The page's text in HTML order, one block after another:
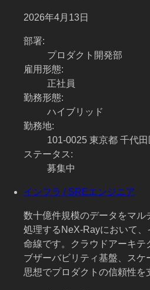
2026年4月13日
部署:
プロダクト開発部
雇用形態:
正社員
勤務形態:
ハイブリッド
勤務地:
101-0025 東京都 千代
ステータス:
募集中
インフラ / SREエンジニア
数十億件規模のデータをマル
処理するNeX-Rayにおいて
命線です。クラウドアーキテ
ブザーバビリティ基盤、ス
思想でプロダクトの信頼性を